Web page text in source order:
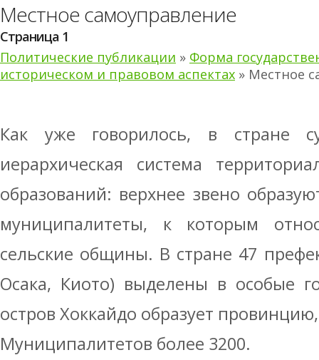
Местное самоуправление
Страница 1
Политические публикации » Форма
историческом и правовом аспектах » Местное
Как уже говорилось, в стране
иерархическая система
образований: верхнее звено
муниципалитеты, к которым
сельские общины. В стране 47
Осака, Киото) выделены в особые
остров Хоккайдо образует
Муниципалитетов более 3200.